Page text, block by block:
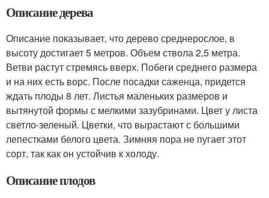
Описание дерева
Описание показывает, что дерево среднерослое, в
высоту достигает 5 метров. Объем ствола 2,5 метра.
Ветви растут стремясь вверх. Побеги среднего размера
и на них есть ворс. После посадки саженца, придется
ждать плоды 8 лет. Листья маленьких размеров и
вытянутой формы с мелкими зазубринами. Цвет у листа
светло-зеленый. Цветки, что вырастают с большими
лепестками белого цвета. Зимняя пора не пугает этот
сорт, так как он устойчив к холоду.
Описание плодов